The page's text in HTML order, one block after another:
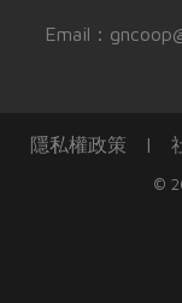
Email：
隱私權政策 |
©